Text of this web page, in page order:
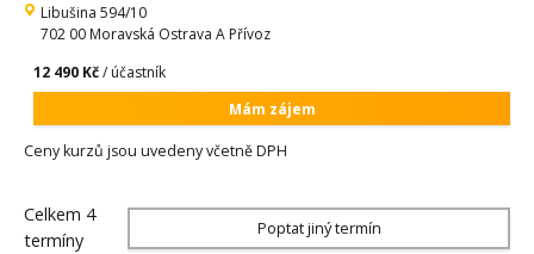
Libušina 594/10
702 00 Moravská Ostrava A Přívoz
12 490 Kč/ účastník
Mám zájem
Ceny kurzů jsou uvedeny včetně DPH
Celkem 4
termíny
Poptat jiný termín